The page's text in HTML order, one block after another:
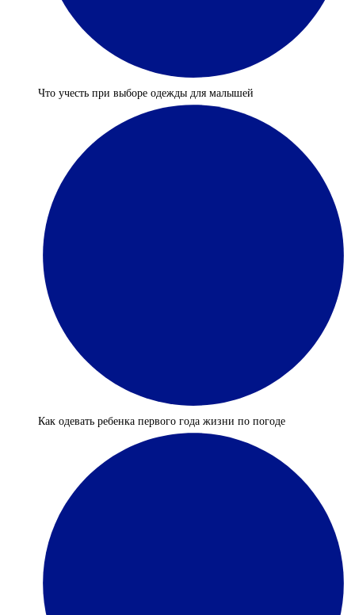
Что учесть при выборе одежды для малышей
Как одевать ребенка первого года жизни по погоде